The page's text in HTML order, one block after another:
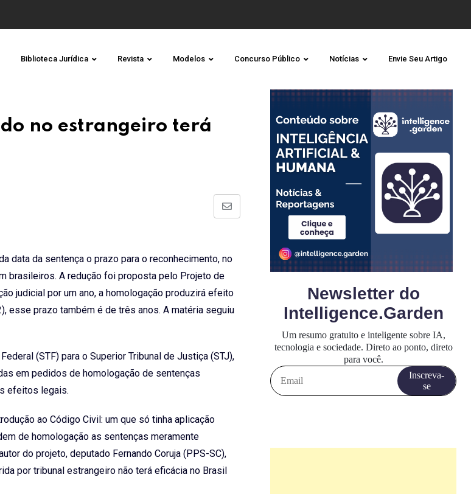
Biblioteca Jurídica Revista Modelos Concurso Público Notícias Envie Seu Artigo
no estrangeiro terá
Share
data da sentença o prazo para o reconhecimento, no
brasileiros. A redução foi proposta pelo Projeto de
judicial por um ano, a homologação produzirá efeito
esse prazo também é de três anos. A matéria seguiu
(STF) para o Superior Tribunal de Justiça (STJ),
em pedidos de homologação de sentenças
efeitos legais.
ao Código Civil: um que só tinha aplicação
de homologação as sentenças meramente
do projeto, deputado Fernando Coruja (PPS-SC),
por tribunal estrangeiro não terá eficácia no Brasil